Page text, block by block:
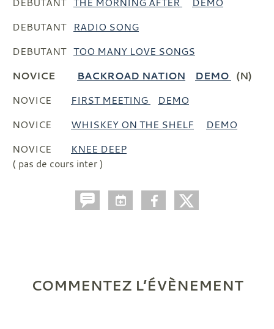
DEBUTANT RADIO SONG
DEBUTANT TOO MANY LOVE SONGS
NOVICE BACKROAD NATION DEMO (N)
NOVICE FIRST MEETING
DEMO
NOVICE WHISKEY ON THE SHELF
DEMO
NOVICE KNEE DEEP
( pas de cours inter )
COMMENTEZ L’ÉVÈNEMENT